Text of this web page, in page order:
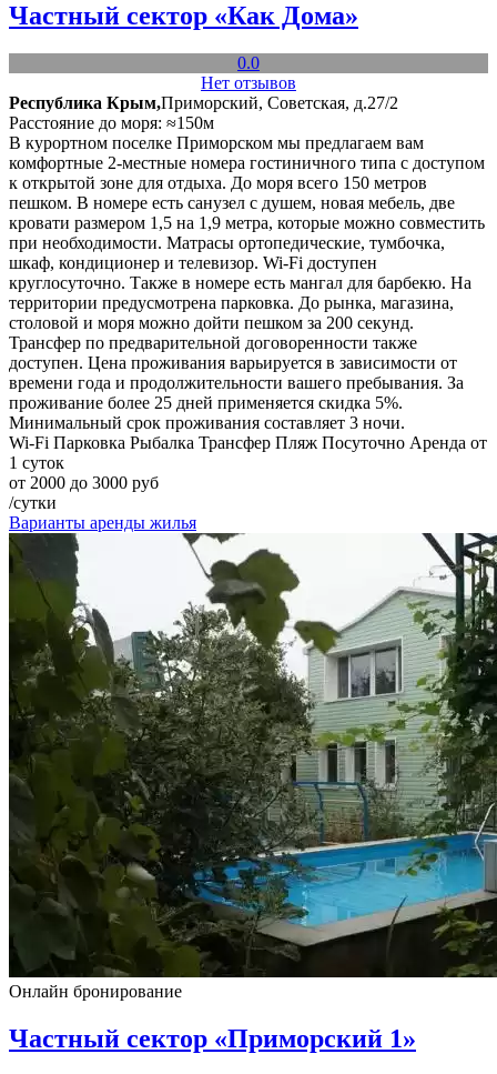
Частный сектор «Как Дома»
0.0
Нет отзывов
Республика Крым,Приморский, Советская, д.27/2
Расстояние до моря: ≈150м
В курортном поселке Приморском мы предлагаем вам
комфортные 2-местные номера гостиничного типа с доступом
к открытой зоне для отдыха. До моря всего 150 метров
пешком. В номере есть санузел с душем, новая мебель, две
кровати размером 1,5 на 1,9 метра, которые можно совместить
при необходимости. Матрасы ортопедические, тумбочка,
шкаф, кондиционер и телевизор. Wi-Fi доступен
круглосуточно. Также в номере есть мангал для барбекю. На
территории предусмотрена парковка. До рынка, магазина,
столовой и моря можно дойти пешком за 200 секунд.
Трансфер по предварительной договоренности также
доступен. Цена проживания варьируется в зависимости от
времени года и продолжительности вашего пребывания. За
проживание более 25 дней применяется скидка 5%.
Минимальный срок проживания составляет 3 ночи.
Wi-Fi Парковка Рыбалка Трансфер Пляж Посуточно Аренда от
1 суток
от 2000 до 3000 руб
/сутки
Варианты аренды жилья
Онлайн бронирование
Частный сектор «Приморский 1»